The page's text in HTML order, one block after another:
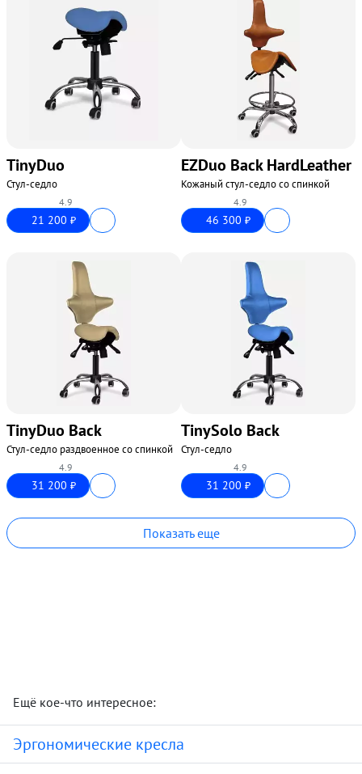
TinyDuo
Стул-седло
4.9
21 200 ₽
EZDuo Back HardLeather
Кожаный стул-седло со спинкой
4.9
46 300 ₽
TinyDuo Back
Стул-седло раздвоенное со спинкой
4.9
31 200 ₽
TinySolo Back
Стул-седло
4.9
31 200 ₽
Показать еще
Ещё кое-что интересное:
Эргономические кресла